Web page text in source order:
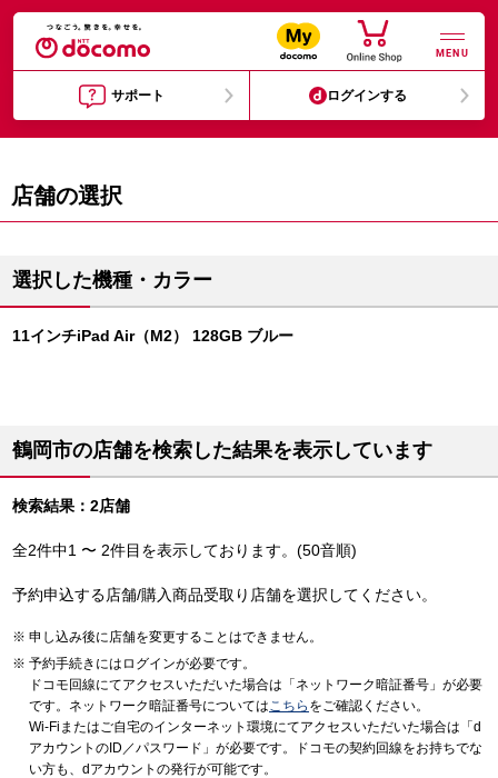
MENU
サポート ログインする
店舗の選択
選択した機種・カラー
11インチiPad Air（M2） 128GB ブルー
鶴岡市の店舗を検索した結果を表示しています
検索結果：2店舗
全2件中1 〜 2件目を表示しております。(50音順)
予約申込する店舗/購入商品受取り店舗を選択してください。
申し込み後に店舗を変更することはできません。
予約手続きにはログインが必要です。
ドコモ回線にてアクセスいただいた場合は「ネットワーク暗証番号」が必要
です。ネットワーク暗証番号についてはこちら をご確認ください。
Wi-Fiまたはご自宅のインターネット環境にてアクセスいただいた場合は「d
アカウントのID／パスワード」が必要です。ドコモの契約回線をお持ちでな
い方も、dアカウントの発行が可能です。